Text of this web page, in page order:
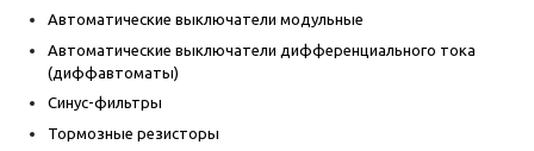
Автоматические выключатели модульные
Автоматические выключатели дифференциального тока
(диффавтоматы)
Синус-фильтры
Тормозные резисторы